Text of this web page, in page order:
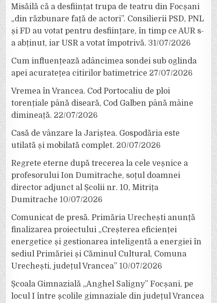
Misăilă că a desființat trupa de teatru din Focșani
„din răzbunare față de actori”. Consilierii PSD, PNL
și FD au votat pentru desființare, în timp ce AUR s-
a abținut, iar USR a votat împotrivă. 31/07/2026
Cum influențează adâncimea sondei sub oglinda
apei acuratețea citirilor batimetrice 27/07/2026
Vremea în Vrancea. Cod Portocaliu de ploi
torențiale până diseară, Cod Galben până mâine
dimineață. 22/07/2026
Casă de vânzare la Jariștea. Gospodăria este
utilată și mobilată complet. 20/07/2026
Regrete eterne după trecerea la cele veșnice a
profesorului Ion Dumitrache, soțul doamnei
director adjunct al Școlii nr. 10, Mitrița
Dumitrache 10/07/2026
Comunicat de presă. Primăria Urechești anunță
finalizarea proiectului „Creșterea eficienței
energetice și gestionarea inteligentă a energiei în
sediul Primăriei și Căminul Cultural, Comuna
Urechești, județul Vrancea” 10/07/2026
Școala Gimnazială „Anghel Saligny” Focșani, pe
locul I între școlile gimnaziale din județul Vrancea